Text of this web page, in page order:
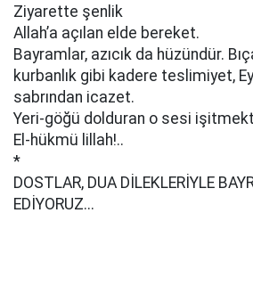
Ziyarette şenlik
Allah’a açılan elde bereket.
Bayramlar, azıcık da hüzündür.
kurbanlık gibi kadere teslimiyet,
sabrından icazet.
Yeri-göğü dolduran o sesi
El-hükmü lillah!..
*
DOSTLAR, DUA DİLEKLERİYLE
EDİYORUZ...